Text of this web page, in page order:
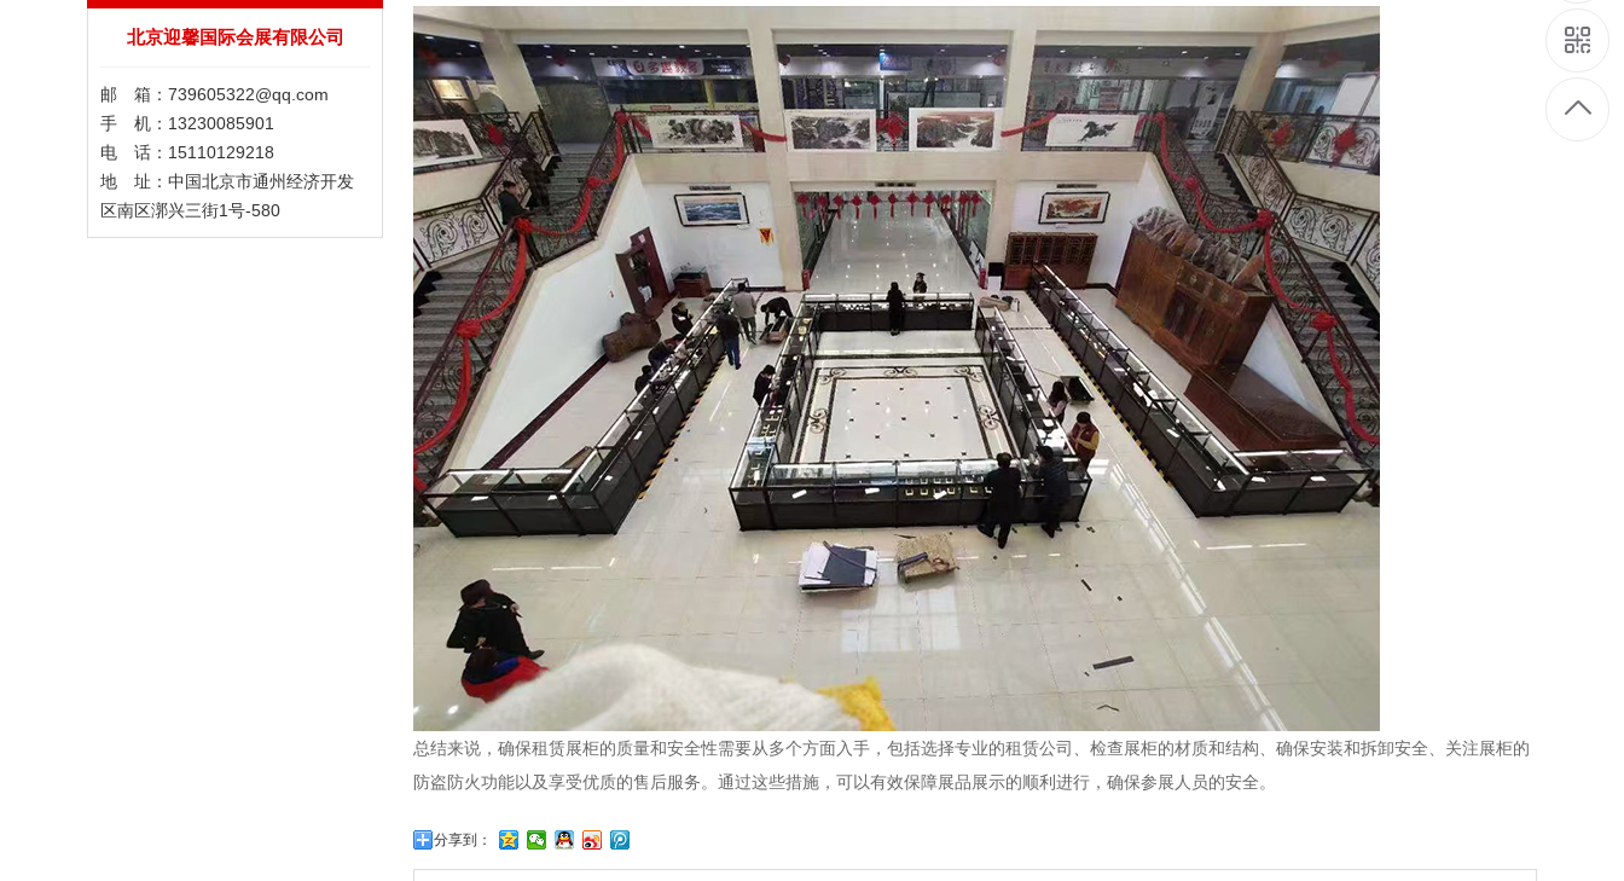
北京迎馨国际会展有限公司
邮 箱：739605322@qq.com
手 机：13230085901
电 话：15110129218
地 址：中国北京市通州经济开发
区南区漷兴三街1号-580
总结来说，确保租赁展柜的质量和安全性需要从多个方面入手，包括选择专业的租赁公司、检查展柜的材质和结构、确保安装和拆卸安全、关注展柜的
防盗防火功能以及享受优质的售后服务。通过这些措施，可以有效保障展品展示的顺利进行，确保参展人员的安全。
分享到：